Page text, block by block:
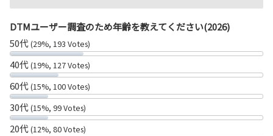
DTMユーザー調査のため年齢を教えてください(2026)
50代(29%, 193 Votes)
40代(19%, 127 Votes)
60代(15%, 100 Votes)
30代(15%, 99 Votes)
20代(12%, 80 Votes)